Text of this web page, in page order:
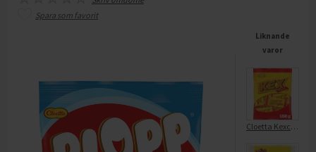
Spara som favorit
Liknande
varor
Cloetta Kexchoklad Mini Påse